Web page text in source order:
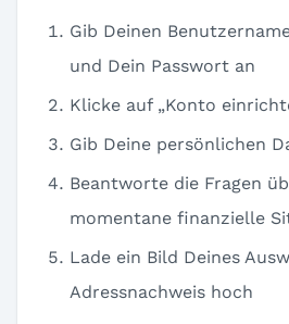
Gib Deinen
und Dein Passwort an
Klicke auf „Konto
Gib Deine persönlichen
Beantworte die Fragen
momentane finanzielle
Lade ein Bild Deines
Adressnachweis hoch